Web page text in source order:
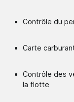
Contrôle du
Carte
Contrôle des
la flotte